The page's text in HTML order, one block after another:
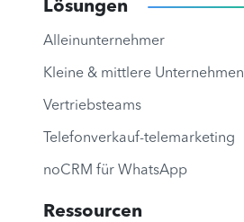
Lösungen
Alleinunternehmer
Kleine & mittlere Unternehmen
Vertriebsteams
Telefonverkauf-telemarketing
noCRM für WhatsApp
Ressourcen